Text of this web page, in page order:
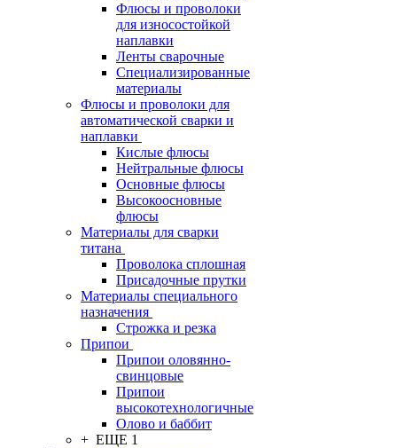
Флюсы и проволоки
для износостойкой
наплавки
Ленты сварочные
Специализированные
материалы
Флюсы и проволоки для
автоматической сварки и
наплавки
Кислые флюсы
Нейтральные флюсы
Основные флюсы
Высокоосновные
флюсы
Материалы для сварки
титана
Проволока сплошная
Присадочные прутки
Материалы специального
назначения
Строжка и резка
Припои
Припои оловянно-
свинцовые
Припои
высокотехнологичные
Олово и баббит
+ ЕЩЕ 1